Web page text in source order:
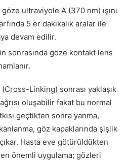
ultraviyole A (370 nm) ışını
5 er dakikalık aralar ile
devam edilir.
sonrasında göze kontakt lens
Linking) sonrası yaklaşık
oluşabilir fakat bu normal
geçtikten sonra yanma,
göz kapaklarında şişlik
Hasta eve götürüldükten
önemli uygulama; gözleri